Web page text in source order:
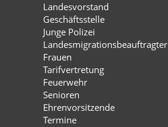
Landesvorstand
Geschäftsstelle
Junge Polizei
Landesmigrationsbeauftragter
Frauen
Tarifvertretung
Feuerwehr
Senioren
Ehrenvorsitzende
Termine